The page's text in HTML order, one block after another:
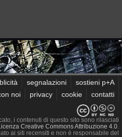
segnalazioni
sostieni p+A
noi
privacy cookie contatti
i contenuti di questo sito sono rilasciati
Creative Commons Attribuzione 4.0.
ai siti recensiti e non è responsabile del